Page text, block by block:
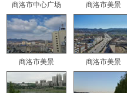
商洛市中心广场 商洛市美景
商洛市美景 商洛市美景